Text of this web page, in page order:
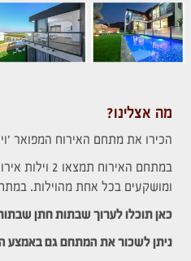
מה אצלינו?
הכירו את מתחם האירוח המפואר
ומושקעים בכל אחת מהוילות.
כאן תוכלו לערוך שבתות חתן
ניתן לשכור את המתחם גם באמצע